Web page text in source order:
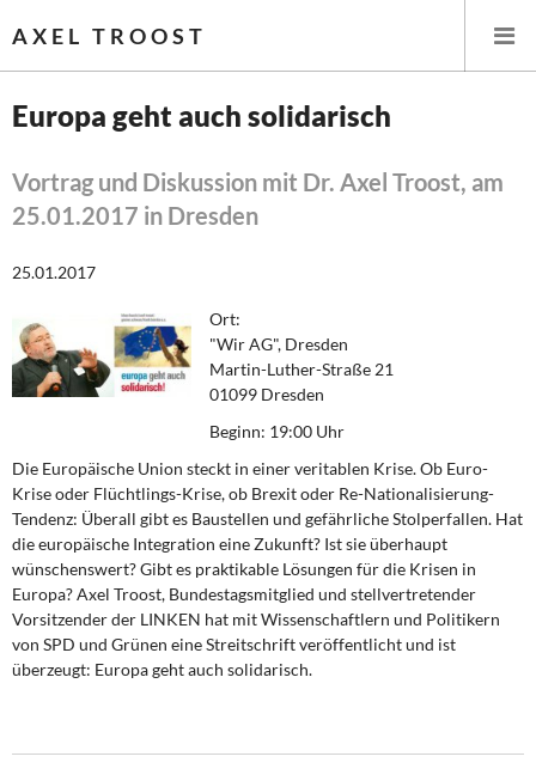
AXEL TROOST
Themen
Leitlinien linker Wirtschafts- und Finanzpolitik
Wirtschaftspolitik
Steuer- und Finanzpolitik
Öffentliche Infrastruktur und Daseinsvorsorge
Eurokrise und Griechenland
DIE LINKE
Weitere Themen
Memo-Gruppe
Europa geht auch solidarisch
Vortrag und Diskussion mit Dr. Axel Troost, am
25.01.2017 in Dresden
25.01.2017
Ort:
"Wir AG", Dresden
Martin-Luther-Straße 21
01099 Dresden
Beginn: 19:00 Uhr
Die Europäische Union steckt in einer veritablen Krise. Ob Euro-
Krise oder Flüchtlings-Krise, ob Brexit oder Re-Nationalisierung-
Tendenz: Überall gibt es Baustellen und gefährliche Stolperfallen. Hat
die europäische Integration eine Zukunft? Ist sie überhaupt
wünschenswert? Gibt es praktikable Lösungen für die Krisen in
Europa? Axel Troost, Bundestagsmitglied und stellvertretender
Vorsitzender der LINKEN hat mit Wissenschaftlern und Politikern
von SPD und Grünen eine Streitschrift veröffentlicht und ist
überzeugt: Europa geht auch solidarisch.